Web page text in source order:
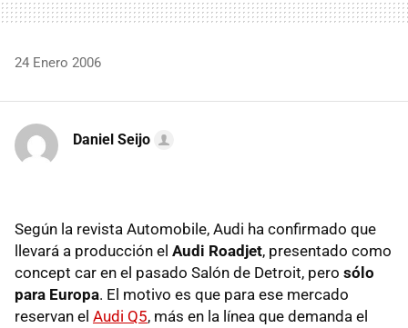
24 Enero 2006
Daniel Seijo
Según la revista Automobile, Audi ha confirmado que
llevará a producción el Audi Roadjet, presentado como
concept car en el pasado Salón de Detroit, pero sólo
para Europa. El motivo es que para ese mercado
reservan el Audi Q5, más en la línea que demanda el